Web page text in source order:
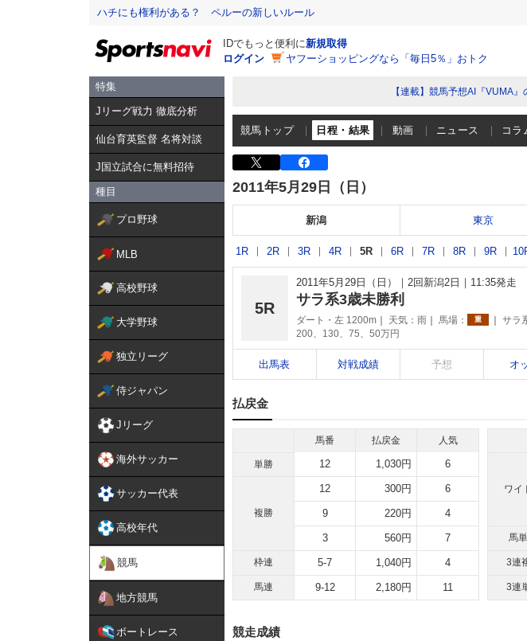
ハチにも権利がある？ ペルーの新しいルール
IDでもっと便利に新規取得
ログイン
ヤフーショッピングなら「毎日5％」おトク
特集
Jリーグ戦力 徹底分析
仙台育英監督 名将対談
J国立試合に無料招待
種目
プロ野球
MLB
高校野球
大学野球
独立リーグ
侍ジャパン
Jリーグ
海外サッカー
サッカー代表
高校年代
競馬
地方競馬
ボートレース
【連載】競馬予想AI『VUMA
競馬トップ 日程・結果 動画 ニュース コラ
2011年5月29日（日）
新潟 東京
1R 2R 3R 4R 5R 6R 7R 8R 9R
5R
2011年5月29日（日） 2回新潟2日 11:35発走
サラ系3歳未勝利
ダート・左 1200m 天気： 雨 馬場： 重 サラ
200、130、75、50万円
出馬表 対戦成績 予想 オ
払戻金
馬番 払戻金 人気
単勝 12 1,030円 6
複勝
12 300円 6
9 220円 4
3 560円 7
枠連 5-7 1,040円 4
馬連 9-12 2,180円 11
ワイ
馬単
3連
3連
競走成績